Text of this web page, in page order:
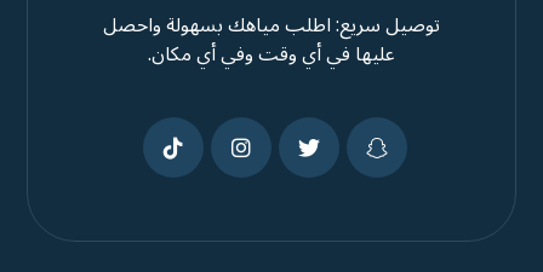
توصيل سريع: اطلب مياهك بسهولة واحصل
عليها في أي وقت وفي أي مكان.